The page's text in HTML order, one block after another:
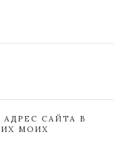
САЙТА В
МОИХ